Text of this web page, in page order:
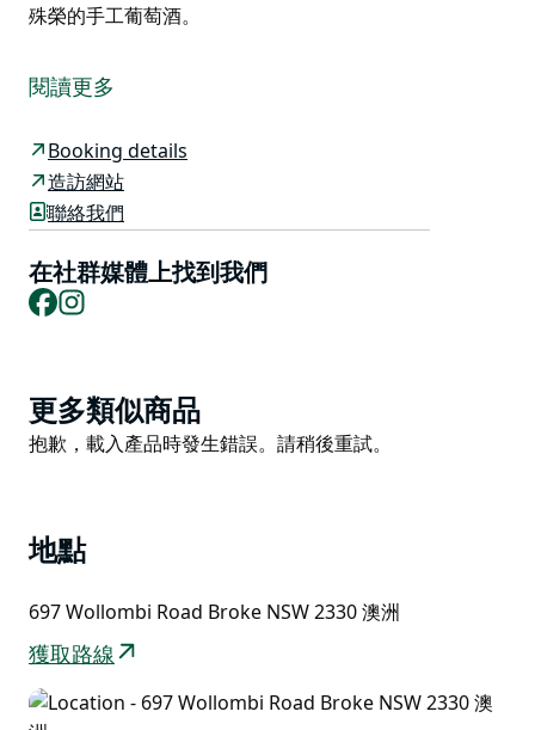
殊榮的手工葡萄酒。
成現代的酒窖門。欣賞令人驚嘆的景色和輕鬆的氛圍，來
品嚐來自亨特和新南威爾士州其他葡萄酒產區的屢獲殊榮
Cael’s Gate 是一家成立於 2016 年的家族企業。作為一
家精品酒莊，他們自成立以來一直在釀造屢獲殊榮的手工
葡萄酒。
閱讀更多
Booking details
造訪網站
聯絡我們
在社群媒體上找到我們
Facebook
Product
List
更多類似商品
Product
抱歉，載入產品時發生錯誤。請稍後重試。
地點
697 Wollombi Road Broke NSW 2330 澳洲
獲取路線